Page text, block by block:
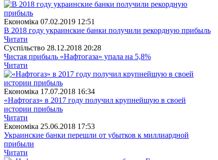
Економіка 07.02.2019 12:51
В 2018 году украинские банки получили рекордную прибыль
Читати
Суспiльство 28.12.2018 20:28
Чистая прибыль «Нафтогаза» упала на 5,8%
Читати
Економіка 17.07.2018 16:34
«Нафтогаз» в 2017 году получил крупнейшую в своей
истории прибыль
Читати
Економіка 25.06.2018 17:53
Украинские банки перешли от убытков к миллиардной
прибыли
Читати